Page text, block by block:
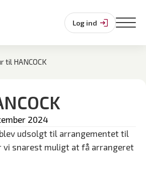
Log ind
til HANCOCK
2024
udsolgt til arrangementet til
vi snarest muligt at få arrangeret